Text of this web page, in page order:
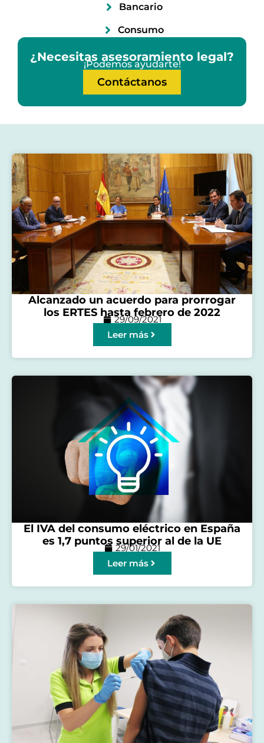
Bancario
Consumo
¿Necesitas asesoramiento legal?
¡Podemos ayudarte!
Contáctanos
Alcanzado un acuerdo para prorrogar
los ERTES hasta febrero de 2022
29/09/2021
Leer más
El IVA del consumo eléctrico en España
es 1,7 puntos superior al de la UE
29/01/2021
Leer más